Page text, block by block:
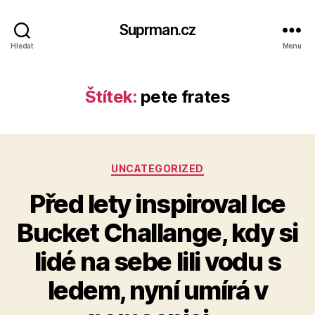
Hledat
Suprman.cz
Menu
Štítek: pete frates
Rubriky
UNCATEGORIZED
Před lety inspiroval Ice
Bucket Challange, kdy si
lidé na sebe lili vodu s
ledem, nyní umírá v